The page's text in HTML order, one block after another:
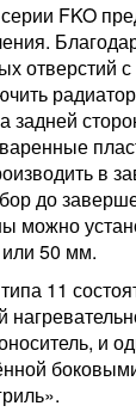
FKO
отверстий
задней
в
до
можно
50 мм.
11
и